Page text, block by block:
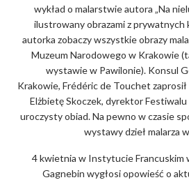
wykład o malarstwie autora „Na
ilustrowany obrazami z prywatnych
autorka zobaczy wszystkie obrazy
Muzeum Narodowego w Krakowie
wystawie w Pawilonie). Konsul
Krakowie, Frédéric de Touchet
Elżbietę Skoczek, dyrektor Festiwalu
uroczysty obiad. Na pewno w czasie
wystawy dzieł malarza
4 kwietnia w Instytucie Francuskim
Gagnebin wygłosi opowieść o